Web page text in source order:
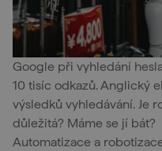
Google při vyhledání
10 tisíc odkazů. Anglický
výsledků vyhledávání. Je
důležitá? Máme se jí bát?
Automatizace a